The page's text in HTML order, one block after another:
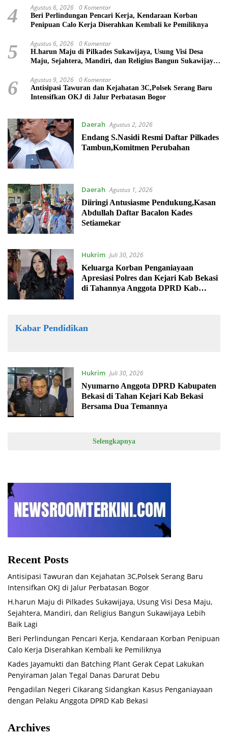
4 Agustus 6, 2026 0 Komentar
Beri Perlindungan Pencari Kerja, Kendaraan Korban
Penipuan Calo Kerja Diserahkan Kembali ke Pemiliknya
5 Agustus 6, 2026 0 Komentar
H.harun Maju di Pilkades Sukawijaya, Usung Visi Desa
Maju, Sejahtera, Mandiri, dan Religius Bangun Sukawijaya
6 Agustus 9, 2026 0 Komentar
Antisipasi Tawuran dan Kejahatan 3C,Polsek Serang Baru
Intensifkan OKJ di Jalur Perbatasan Bogor
Daerah Agustus 2, 2026
Endang S.Nasidi Resmi Daftar Pilkades
Tambun,Komitmen Perubahan
Daerah Agustus 1, 2026
Diiringi Antusiasme Pendukung,Kasan
Abdullah Daftar Bacalon Kades
Setiamekar
Hukrim Juli 30, 2026
Keluarga Korban Penganiayaan
Apresiasi Polres dan Kejari Kab Bekasi
di Tahannya Anggota DPRD Kab
Kabar Pendidikan
Hukrim Juli 30, 2026
Nyumarno Anggota DPRD Kabupaten
Bekasi di Tahan Kejari Kab Bekasi
Bersama Dua Temannya
Selengkapnya
Recent Posts
Antisipasi Tawuran dan Kejahatan 3C,Polsek Serang Baru
Intensifkan OKJ di Jalur Perbatasan Bogor
H.harun Maju di Pilkades Sukawijaya, Usung Visi Desa Maju,
Sejahtera, Mandiri, dan Religius Bangun Sukawijaya Lebih
Baik Lagi
Beri Perlindungan Pencari Kerja, Kendaraan Korban Penipuan
Calo Kerja Diserahkan Kembali ke Pemiliknya
Kades Jayamukti dan Batching Plant Gerak Cepat Lakukan
Penyiraman Jalan Tegal Danas Darurat Debu
Pengadilan Negeri Cikarang Sidangkan Kasus Penganiayaan
dengan Pelaku Anggota DPRD Kab Bekasi
Archives